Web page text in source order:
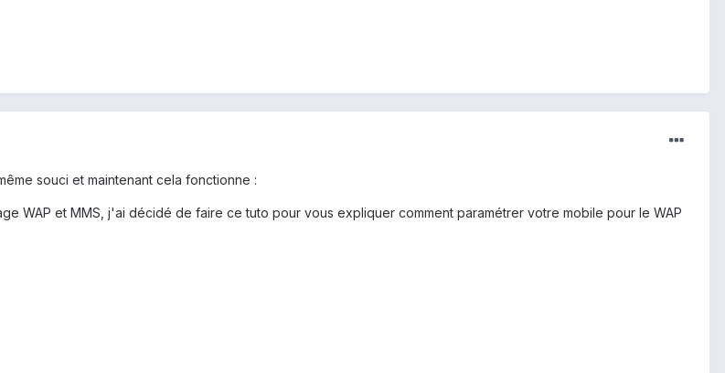
souci et maintenant cela fonctionne :
WAP et MMS, j'ai décidé de faire ce tuto pour vous expliquer comment paramétrer votre mobile pour le WAP